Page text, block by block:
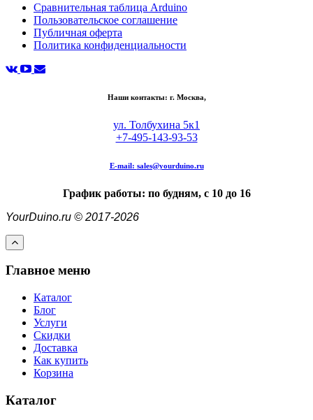
Сравнительная таблица Arduino
Пользовательское соглашение
Публичная оферта
Политика конфиденциальности
Наши контакты: г. Москва,
ул. Толбухина 5к1
+7-495-143-93-53
E-mail: sales@yourduino.ru
График работы: по будням, с 10 до 16
YourDuino.ru © 2017-2026
Главное меню
Каталог
Блог
Услуги
Скидки
Доставка
Как купить
Корзина
Каталог